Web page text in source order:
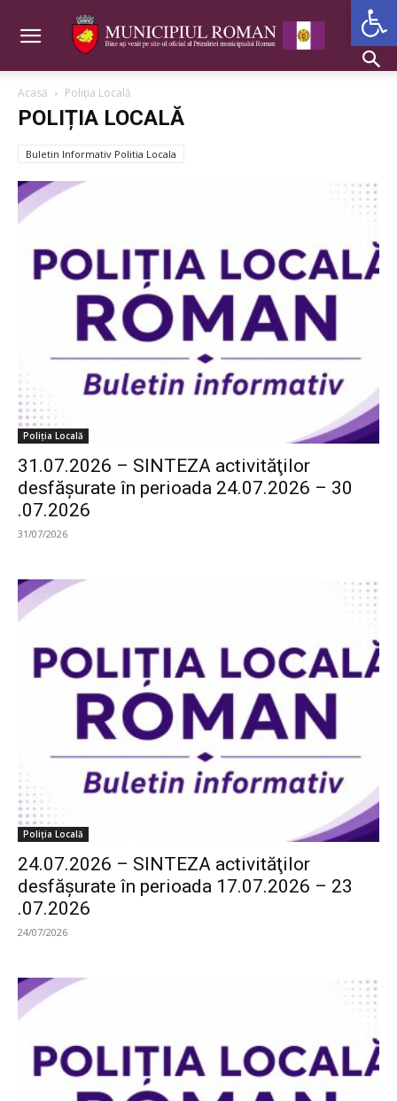
Acasă Poliția Locală
POLIȚIA LOCALĂ
Buletin Informativ Politia Locala
Poliția Locală
31.07.2026 – SINTEZA activităţilor
desfăşurate în perioada 24.07.2026 – 30
.07.2026
31/07/2026
Poliția Locală
24.07.2026 – SINTEZA activităţilor
desfăşurate în perioada 17.07.2026 – 23
.07.2026
24/07/2026